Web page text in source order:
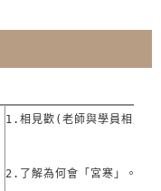
1.相見歡(老師與學員相互自
2.了解為何會「宮寒」。